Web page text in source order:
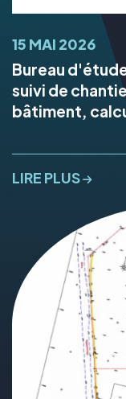
15 MAI 2026
Bureau
suivi de
bâtiment,
LIRE PLUS